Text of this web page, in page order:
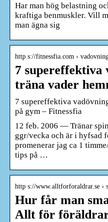
Har man hög belastning
kraftiga benmuskler. Vill
man ägna sig
http s://fitnessfia.com ›
7 supereffektiva
träna vader
7 supereffektiva
på gym – Fitnessfia
12 feb. 2006 — Tränar
ggr/vecka och är i hyfsad
promenerar jag ca 1
tips på …
http s://www.alltforforaldrar.se ›
Hur får man
Allt för